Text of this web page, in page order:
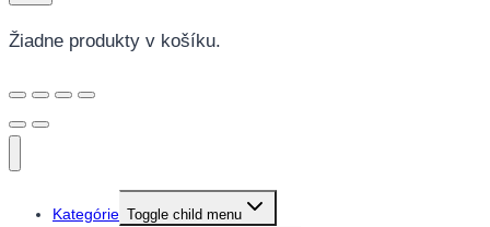
Žiadne produkty v košíku.
Kategórie Toggle child menu